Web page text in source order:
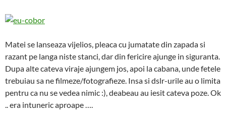
Matei se lanseaza vijelios, pleaca cu jumatate din zapada si
razant pe langa niste stanci, dar din fericire ajunge in siguranta.
Dupa alte cateva viraje ajungem jos, apoi la cabana, unde fetele
trebuiau sa ne filmeze/fotografieze. Insa si dslr-urile au o limita
pentru ca nu se vedea nimic :), deabeau au iesit cateva poze. Ok
.. era intuneric aproape ….